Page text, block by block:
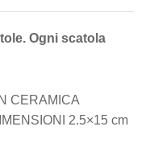
Ogni scatola
CERAMICA
2.5×15 cm